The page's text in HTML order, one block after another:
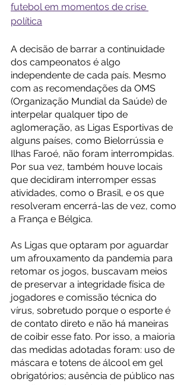
futebol em momentos de crise
política
A decisão de barrar a continuidade
dos campeonatos é algo
independente de cada país. Mesmo
com as recomendações da OMS
(Organização Mundial da Saúde) de
interpelar qualquer tipo de
aglomeração, as Ligas Esportivas de
alguns países, como Bielorrússia e
Ilhas Faroé, não foram interrompidas.
Por sua vez, também houve locais
que decidiram interromper essas
atividades, como o Brasil, e os que
resolveram encerrá-las de vez, como
a França e Bélgica.
As Ligas que optaram por aguardar
um afrouxamento da pandemia para
retomar os jogos, buscavam meios
de preservar a integridade física de
jogadores e comissão técnica do
vírus, sobretudo porque o esporte é
de contato direto e não há maneiras
de coibir esse fato. Por isso, a maioria
das medidas adotadas foram: uso de
máscara e totens de álcool em gel
obrigatórios; ausência de público nas